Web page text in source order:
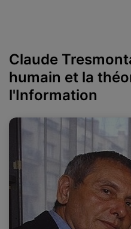
Claude
humain et la
l'Information